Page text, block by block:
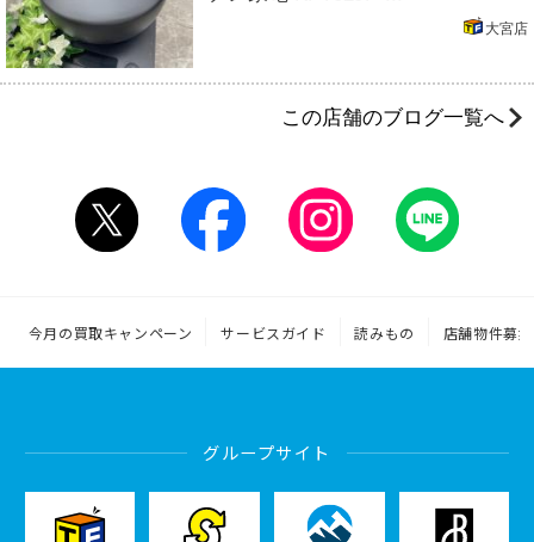
大宮店
この店舗のブログ一覧へ
今月の買取キャンペーン サービスガイド 読みもの 店舗物件募集
グループサイト